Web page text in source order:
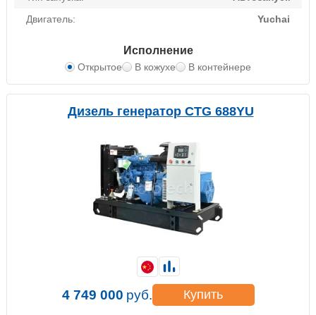
Двигатель:
Yuchai
Исполнение
Открытое В кожухе В контейнере
Дизель генератор CTG 688YU
4 749 000 руб. Купить